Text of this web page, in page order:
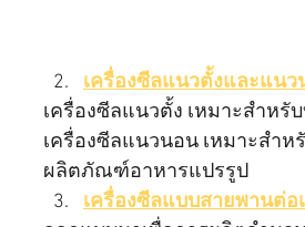
เครื่องซีลแนวตั้งและแนว
เครื่องซีลแนวตั้ง เหมาะสำห
เครื่องซีลแนวนอน เหมาะสำ
ผลิตภัณฑ์อาหารแปรรูป
เครื่องซีลแบบสายพานต่อ